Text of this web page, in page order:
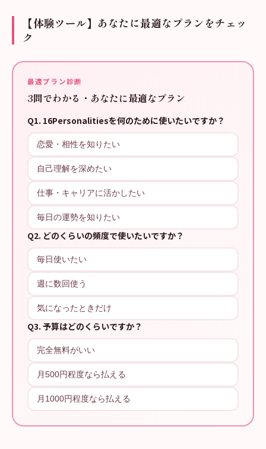
【体験ツール】あなたに最適なプランをチェッ
ク
最適プラン診断
3問でわかる・あなたに最適なプラン
Q1. 16Personalitiesを何のために使いたいですか？
恋愛・相性を知りたい
自己理解を深めたい
仕事・キャリアに活かしたい
毎日の運勢を知りたい
Q2. どのくらいの頻度で使いたいですか？
毎日使いたい
週に数回使う
気になったときだけ
Q3. 予算はどのくらいですか？
完全無料がいい
月500円程度なら払える
月1000円程度なら払える